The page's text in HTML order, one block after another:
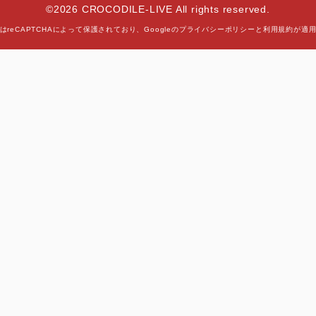
©2026 CROCODILE-LIVE All rights reserved.
reCAPTCHAによって保護されており、Googleのプライバシーポリシー と 利用規約が適